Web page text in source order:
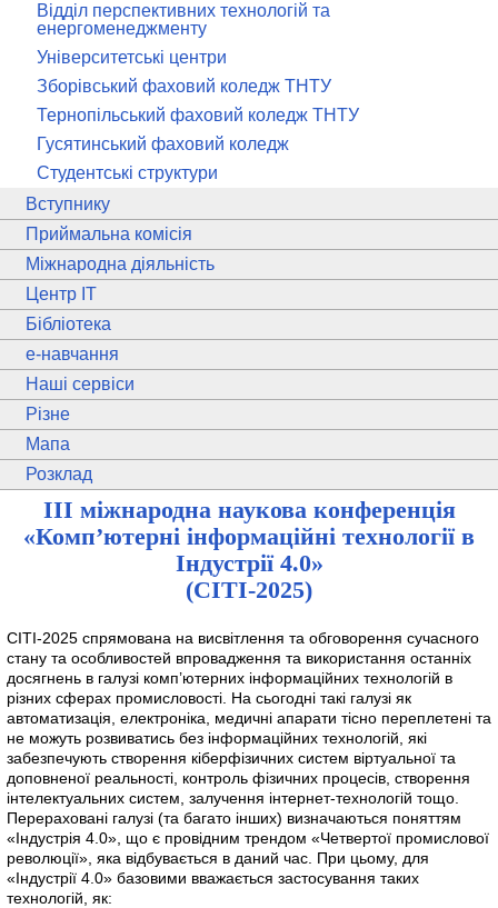
Відділ перспективних технологій та
енергоменеджменту
Університетські центри
Зборівський фаховий коледж ТНТУ
Тернопільський фаховий коледж ТНТУ
Гусятинський фаховий коледж
Студентські структури
Вступнику
Приймальна комісія
Міжнародна діяльність
Центр ІТ
Бібліотека
e-навчання
Наші сервіси
Різне
Мапа
Розклад
ІІI міжнародна наукова конференція
«Комп’ютерні інформаційні технології в
Індустрії 4.0»
(CITI-2025)
СІТІ-2025 спрямована на висвітлення та обговорення сучасного
стану та особливостей впровадження та використання останніх
досягнень в галузі комп’ютерних інформаційних технологій в
різних сферах промисловості. На сьогодні такі галузі як
автоматизація, електроніка, медичні апарати тісно переплетені та
не можуть розвиватись без інформаційних технологій, які
забезпечують створення кіберфізичних систем віртуальної та
доповненої реальності, контроль фізичних процесів, створення
інтелектуальних систем, залучення інтернет-технологій тощо.
Перераховані галузі (та багато інших) визначаються поняттям
«Індустрія 4.0», що є провідним трендом «Четвертої промислової
революції», яка відбувається в даний час. При цьому, для
«Індустрії 4.0» базовими вважається застосування таких
технологій, як: